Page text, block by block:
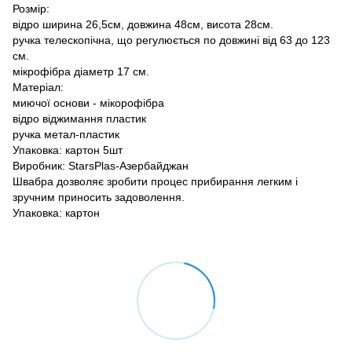
Розмір:
відро ширина 26,5см, довжина 48см, висота 28см.
ручка телескопічна, що регулюється по довжині від 63 до 123
см.
мікрофібра діаметр 17 см.
Матеріал:
миючої основи - мікорофібра
відро віджимання пластик
ручка метал-пластик
Упаковка: картон 5шт
Виробник: StarsPlas-Азербайджан
Швабра дозволяє зробити процес прибирання легким і
зручним приносить задоволення.
Упаковка: картон